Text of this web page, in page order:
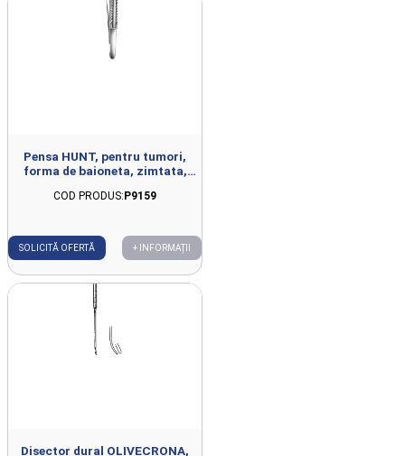
Pensa HUNT, pentru tumori,
forma de baioneta, zimtata,
COD PRODUS: P9159
SOLICITĂ OFERTĂ + INFORMAȚII
Disector dural OLIVECRONA,